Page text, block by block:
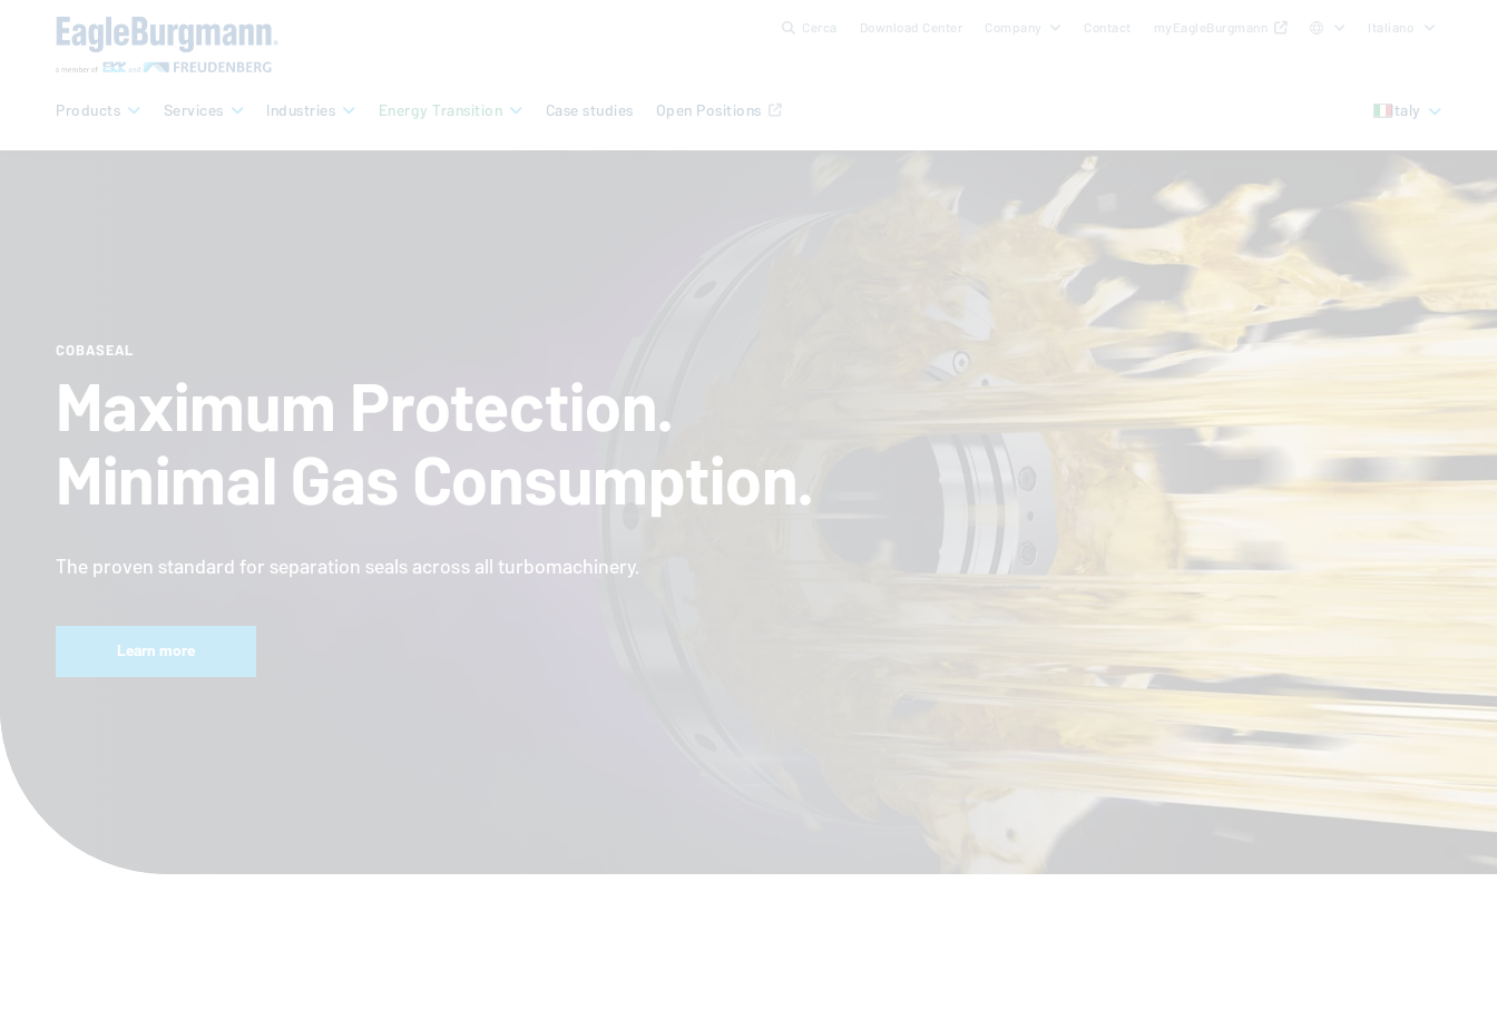
Cerca Download Center Company Contact myEagleBurgmann Italiano
Products Services Industries Energy Transition Case studies Open Positions Italy
COBASEAL
Maximum Protection.
Minimal Gas Consumption.
The proven standard for separation seals across all turbomachinery.
Learn more